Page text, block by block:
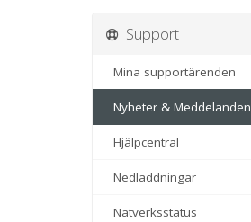
Support
Mina supportärenden
Nyheter & Meddelanden
Hjälpcentral
Nedladdningar
Nätverksstatus